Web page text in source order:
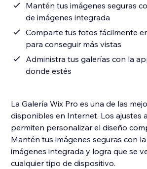
Mantén tus imágenes seguras
de imágenes integrada
Comparte tus fotos fácilmente
para conseguir más vistas
Administra tus galerías con la
donde estés
La Galería Wix Pro es una de las
disponibles en Internet. Los ajustes
permiten personalizar el diseño
Mantén tus imágenes seguras con
imágenes integrada y logra que se
cualquier tipo de dispositivo.